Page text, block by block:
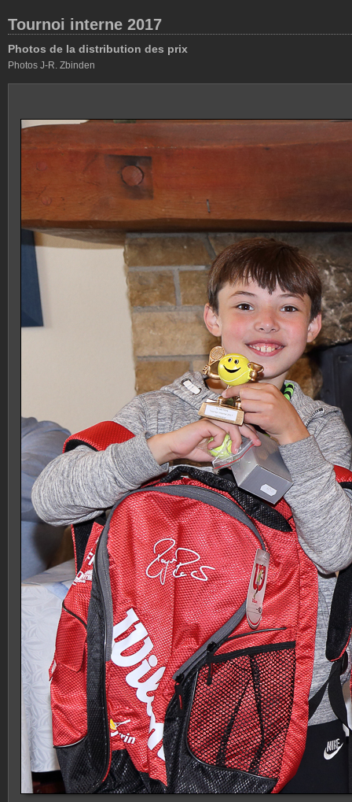
Tournoi interne 2017
Photos de la distribution des prix
Photos J-R. Zbinden